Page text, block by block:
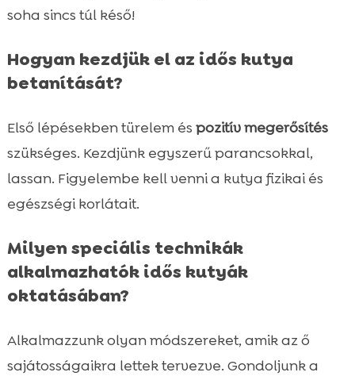
soha sincs túl késő!
Hogyan kezdjük el az idős kutya
betanítását?
Első lépésekben türelem és pozitív megerősítés
szükséges. Kezdjünk egyszerű parancsokkal,
lassan. Figyelembe kell venni a kutya fizikai és
egészségi korlátait.
Milyen speciális technikák
alkalmazhatók idős kutyák
oktatásában?
Alkalmazzunk olyan módszereket, amik az ő
sajátosságaikra lettek tervezve. Gondoljunk a